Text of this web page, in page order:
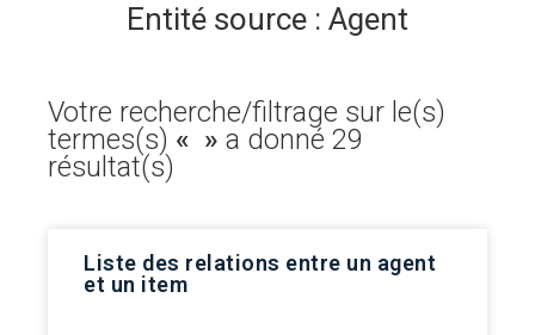
Entité source : Agent
Votre recherche/filtrage sur le(s)
termes(s) « » a donné 29
résultat(s)
Liste des relations entre un agent
et un item